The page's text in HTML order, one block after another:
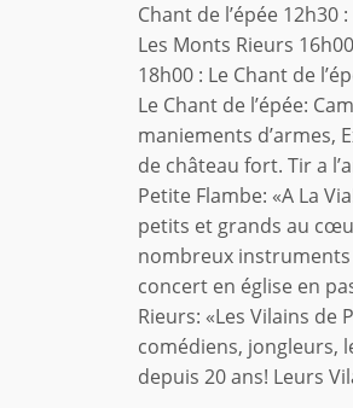
Chant de l’épée 12h30
Les Monts Rieurs
18h00 : Le Chant de
Le Chant de l’épée:
maniements d’armes,
de château fort. Tir a
Petite Flambe: «A La
petits et grands au
nombreux
concert en église en
Rieurs: «Les Vilains
comédiens, jongleurs,
depuis 20 ans! Leurs